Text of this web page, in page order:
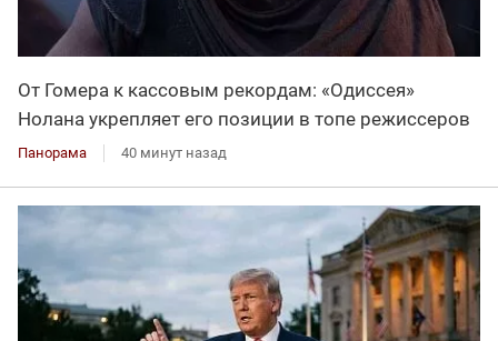
От Гомера к кассовым рекордам: «Одиссея»
Нолана укрепляет его позиции в топе режиссеров
Панорама 40 минут назад